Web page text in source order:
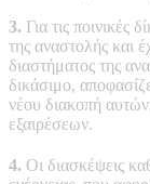
3. Για τις ποινικές
της αναστολής και
διαστήματος της
δικάσιμο,
νέου διακοπή
εξαιρέσεων.
4. Οι διασκέψεις